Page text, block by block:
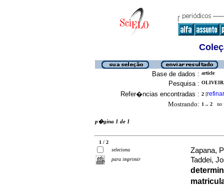
Base de dados : article
Pesquisa :
Refer�ncias encontradas : 2 [refinar
Mostrando: 1 .. 2 no
p�gina 1 de 1
1 / 2
seleciona
para imprimir
Zapana,
Taddei,